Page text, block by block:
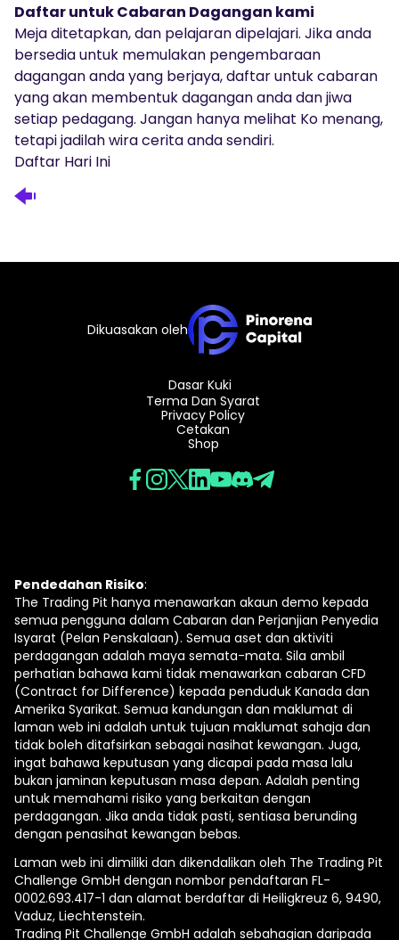
Daftar untuk Cabaran Dagangan kami
Meja ditetapkan, dan pelajaran dipelajari. Jika anda
bersedia untuk memulakan pengembaraan
dagangan anda yang berjaya, daftar untuk cabaran
yang akan membentuk dagangan anda dan jiwa
setiap pedagang. Jangan hanya melihat Ko menang,
tetapi jadilah wira cerita anda sendiri.
Daftar Hari Ini
Dikuasakan oleh
Dasar Kuki
Terma Dan Syarat
Privacy Policy
Cetakan
Shop
Pendedahan Risiko:
The Trading Pit hanya menawarkan akaun demo kepada
semua pengguna dalam Cabaran dan Perjanjian Penyedia
Isyarat (Pelan Penskalaan). Semua aset dan aktiviti
perdagangan adalah maya semata-mata. Sila ambil
perhatian bahawa kami tidak menawarkan cabaran CFD
(Contract for Difference) kepada penduduk Kanada dan
Amerika Syarikat. Semua kandungan dan maklumat di
laman web ini adalah untuk tujuan maklumat sahaja dan
tidak boleh ditafsirkan sebagai nasihat kewangan. Juga,
ingat bahawa keputusan yang dicapai pada masa lalu
bukan jaminan keputusan masa depan. Adalah penting
untuk memahami risiko yang berkaitan dengan
perdagangan. Jika anda tidak pasti, sentiasa berunding
dengan penasihat kewangan bebas.
Laman web ini dimiliki dan dikendalikan oleh The Trading Pit
Challenge GmbH dengan nombor pendaftaran FL-
0002.693.417-1 dan alamat berdaftar di Heiligkreuz 6, 9490,
Vaduz, Liechtenstein.
Trading Pit Challenge GmbH adalah sebahagian daripada